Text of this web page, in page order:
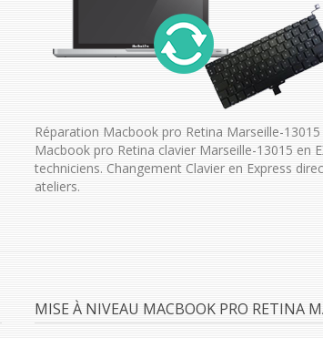
Réparation Macbook pro Retina Marseille-
Macbook pro Retina clavier Marseille-13015 en
techniciens. Changement Clavier en Express
ateliers.
MISE À NIVEAU MACBOOK PRO RETINA